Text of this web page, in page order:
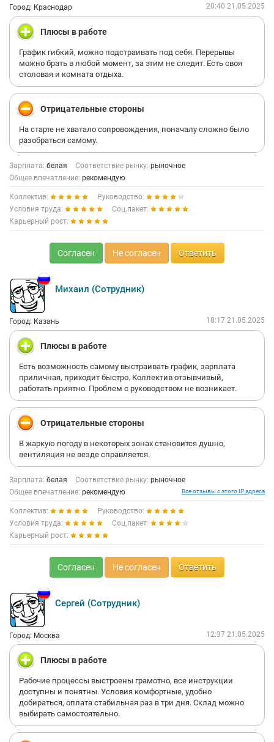
Город: Краснодар 20:40 21.05.2025
Плюсы в работе
График гибкий, можно подстраивать под себя. Перерывы
можно брать в любой момент, за этим не следят. Есть своя
столовая и комната отдыха.
Отрицательные стороны
На старте не хватало сопровождения, поначалу сложно было
разобраться самому.
Зарплата: белая Соответствие рынку: рыночное
Общее впечатление: рекомендую
Коллектив:
Руководство:
Условия труда:
Соц.пакет:
Карьерный рост:
Согласен Не согласен Ответить
Михаил (Сотрудник)
Город: Казань 18:17 21.05.2025
Плюсы в работе
Есть возможность самому выстраивать график, зарплата
приличная, приходит быстро. Коллектив отзывчивый,
работать приятно. Проблем с руководством не возникает.
Отрицательные стороны
В жаркую погоду в некоторых зонах становится душно,
вентиляция не везде справляется.
Зарплата: белая Соответствие рынку: рыночное
Общее впечатление: рекомендую Все отзывы с этого IP адреса
Коллектив:
Руководство:
Условия труда:
Соц.пакет:
Карьерный рост:
Согласен Не согласен Ответить
Сергей (Сотрудник)
Город: Москва 12:37 21.05.2025
Плюсы в работе
Рабочие процессы выстроены грамотно, все инструкции
доступны и понятны. Условия комфортные, удобно
добираться, оплата стабильная раз в три дня. Склад можно
выбирать самостоятельно.